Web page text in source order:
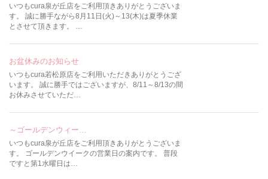
いつもcura泉が丘店をご利用頂きありがとうございま
す。 誠に勝手ながら8月11日(火)～13(木)は夏季休業
とさせて頂きます。 …
お盆休みのお知らせ
いつもcura若松原店をご利用いただきありがとうござ
います。 誠に勝手ではございますが、8/11～8/13の間
お休みさせていただ…
～ゴールデンウィー…
いつもcura泉が丘店をご利用頂きありがとうございま
す。 ゴールデンウイークの営業日の案内です。 普段
ですと第1水曜日は…